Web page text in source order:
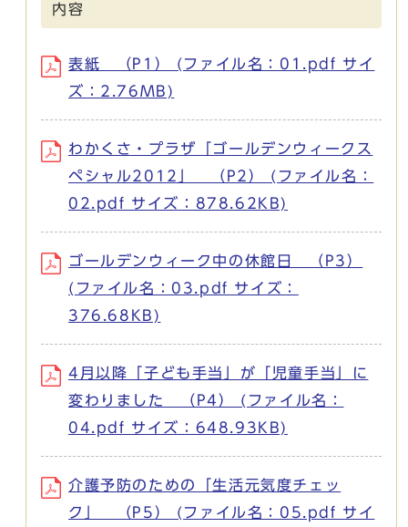
内容
表紙 （P1） (ファイル名：01.pdf サイ
ズ：2.76MB)
わかくさ・プラザ「ゴールデンウィークス
ペシャル2012」 （P2） (ファイル名：
02.pdf サイズ：878.62KB)
ゴールデンウィーク中の休館日 （P3）
(ファイル名：03.pdf サイズ：
376.68KB)
4月以降「子ども手当」が「児童手当」に
変わりました （P4） (ファイル名：
04.pdf サイズ：648.93KB)
介護予防のための「生活元気度チェッ
ク」 （P5） (ファイル名：05.pdf サイ